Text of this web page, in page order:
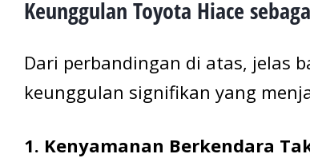
Keunggulan Toyota Hiace
Dari perbandingan di atas, jelas
keunggulan signifikan yang
1. Kenyamanan Berkendara